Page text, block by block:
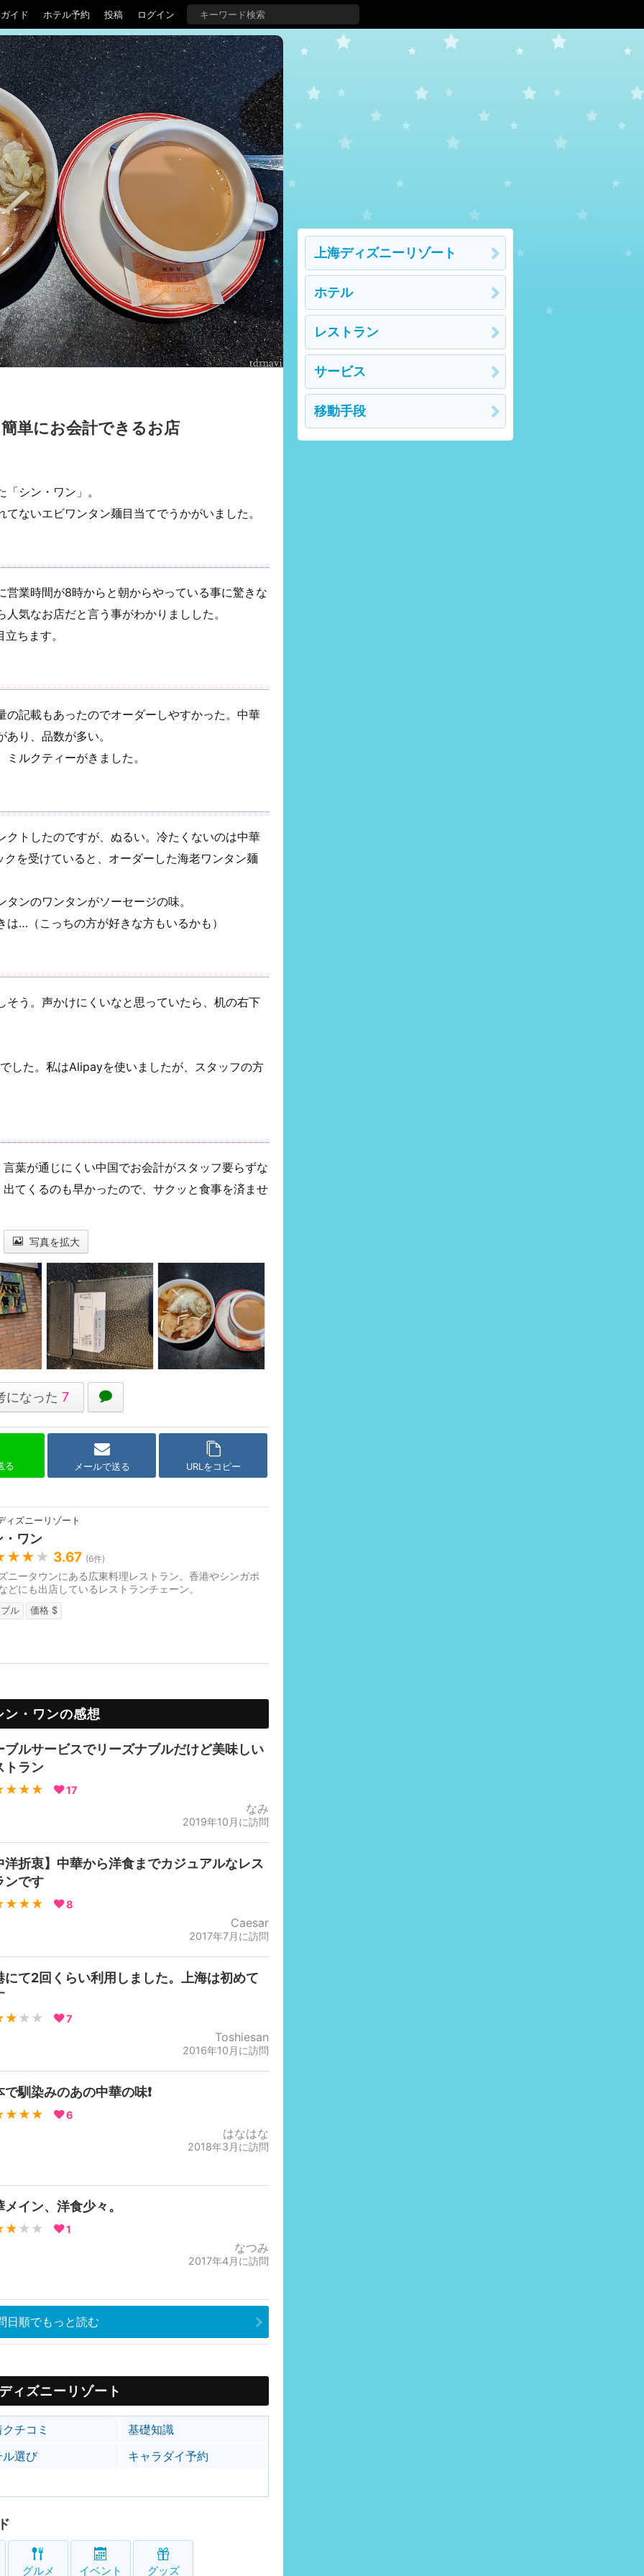
イド ホテル予約 投稿 ログイン
単にお会計できるお店
シン・ワン」。
ないエビワンタン麺目当てでうかがいました。
営業時間が8時からと朝からやっている事に驚きな
気なお店だと言う事がわかりましした。
ちます。
の記載もあったのでオーダーしやすかった。中華
り、品数が多い。
ルクティーがきました。
クトしたのですが、ぬるい。冷たくないのは中華
を受けていると、オーダーした海老ワンタン麺
ンのワンタンがソーセージの味。
…（こっちの方が好きな方もいるかも）
そう。声かけにくいなと思っていたら、机の右下
した。私はAlipayを使いましたが、スタッフの方
葉が通じにくい中国でお会計がスタッフ要らずな
てくるのも早かったので、サクッと食事を済ませ
写真を拡大
になった 7
る メールで送る URLをコピー
ィズニーリゾート
・ワン
★ 3.67 (6件)
ニータウンにある広東料理レストラン。香港やシンガポ
どにも出店しているレストランチェーン。
ル 価格 $
ン・ワンの感想
ブルサービスでリーズナブルだけど美味しい
トラン
17
なみ
2019年10月に訪問
洋折衷】中華から洋食までカジュアルなレス
ンです
8
Caesar
2017年7月に訪問
にて2回くらい利用しました。上海は初めて
★★ 7
Toshiesan
2016年10月に訪問
で馴染みのあの中華の味❗️
6
はなはな
2018年3月に訪問
メイン、洋食少々。
★★ 1
なつみ
2017年4月に訪問
日順でもっと読む
ィズニーリゾート
チコミ
基礎知識
選び
キャラダイ予約
グルメ イベント グッズ
上海ディズニーリゾート
ホテル
レストラン
サービス
移動手段